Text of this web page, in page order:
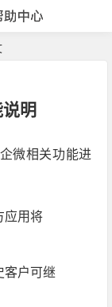
明
微相关功能进
应用将
客户可继